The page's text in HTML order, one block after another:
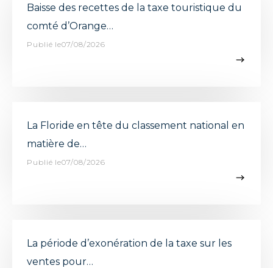
Baisse des recettes de la taxe touristique du
comté d’Orange…
Publié le07/08/2026
La Floride en tête du classement national en
matière de…
Publié le07/08/2026
La période d’exonération de la taxe sur les
ventes pour…